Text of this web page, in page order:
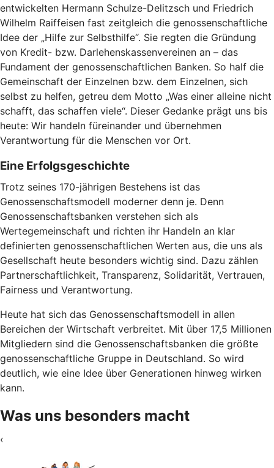
entwickelten Hermann Schulze-Delitzsch und Friedrich
Wilhelm Raiffeisen fast zeitgleich die genossenschaftliche
Idee der „Hilfe zur Selbsthilfe“. Sie regten die Gründung
von Kredit- bzw. Darlehenskassenvereinen an – das
Fundament der genossenschaftlichen Banken. So half die
Gemeinschaft der Einzelnen bzw. dem Einzelnen, sich
selbst zu helfen, getreu dem Motto „Was einer alleine nicht
schafft, das schaffen viele“. Dieser Gedanke prägt uns bis
heute: Wir handeln füreinander und übernehmen
Verantwortung für die Menschen vor Ort.
Eine Erfolgsgeschichte
Trotz seines 170-jährigen Bestehens ist das
Genossenschaftsmodell moderner denn je. Denn
Genossenschaftsbanken verstehen sich als
Wertegemeinschaft und richten ihr Handeln an klar
definierten genossenschaftlichen Werten aus, die uns als
Gesellschaft heute besonders wichtig sind. Dazu zählen
Partnerschaftlichkeit, Transparenz, Solidarität, Vertrauen,
Fairness und Verantwortung.
Heute hat sich das Genossenschaftsmodell in allen
Bereichen der Wirtschaft verbreitet. Mit über 17,5 Millionen
Mitgliedern sind die Genossenschaftsbanken die größte
genossenschaftliche Gruppe in Deutschland. So wird
deutlich, wie eine Idee über Generationen hinweg wirken
kann.
Was uns besonders macht
‹